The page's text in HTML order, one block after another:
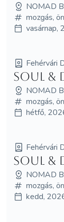
NOMAD
mozgás,
Fehérvári
Soul &
NOMAD
mozgás,
hétfő,
Fehérvári
Soul &
NOMAD
mozgás,
kedd,